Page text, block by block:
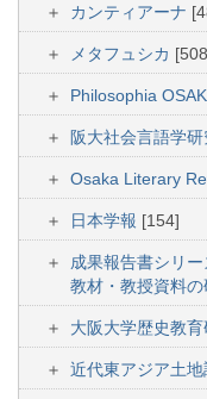
カンティアーナ
メタフュシカ
Philosophia
阪大社会言語学研
Osaka Literary
日本学報 [154]
成果報告書シリ
教材・教授資料の
大阪大学歴史教
近代東アジア土